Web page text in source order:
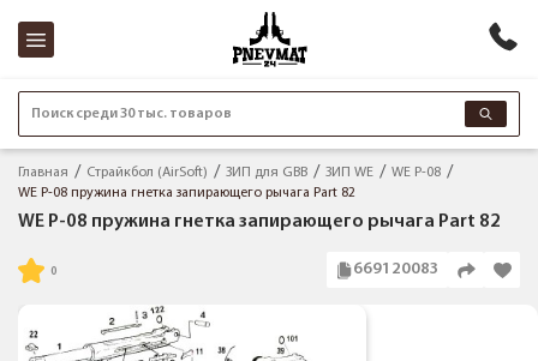
Поиск среди 30 тыс. товаров
Главная Страйкбол (AirSoft) ЗИП для GBB ЗИП WE
WE P-08
WE P-08 пружина гнетка запирающего рычага Part 82
WE P-08 пружина гнетка запирающего рычага Part 82
669120083